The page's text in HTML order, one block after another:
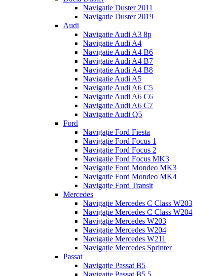
Navigatie Duster 2011
Navigatie Duster 2019
Audi
Navigatie Audi A3 8p
Navigatie Audi A4
Navigatie Audi A4 B6
Navigatie Audi A4 B7
Navigatie Audi A4 B8
Navigatie Audi A5
Navigatie Audi A6 C5
Navigatie Audi A6 C6
Navigatie Audi A6 C7
Navigatie Audi Q5
Ford
Navigație Ford Fiesta
Navigație Ford Focus 1
Navigație Ford Focus 2
Navigație Ford Focus MK3
Navigație Ford Mondeo MK3
Navigație Ford Mondeo MK4
Navigație Ford Transit
Mercedes
Navigație Mercedes C Class W203
Navigație Mercedes C Class W204
Navigație Mercedes W203
Navigație Mercedes W204
Navigație Mercedes W211
Navigație Mercedes Sprinter
Passat
Navigație Passat B5
Navigație Passat B5 5